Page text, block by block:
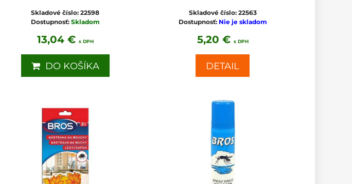
Skladové číslo:22598
Dostupnosť: Skladom
13,04 € s DPH
DO KOŠÍKA
Skladové číslo: 22563
Dostupnosť: Nie je skladom
5,20 € s DPH
DETAIL